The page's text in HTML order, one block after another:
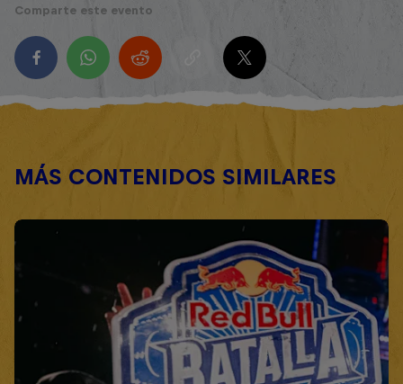
Comparte este evento
MÁS CONTENIDOS SIMILARES